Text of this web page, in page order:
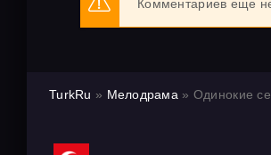
Комментариев еще
TurkRu » Мелодрама » Одинокие